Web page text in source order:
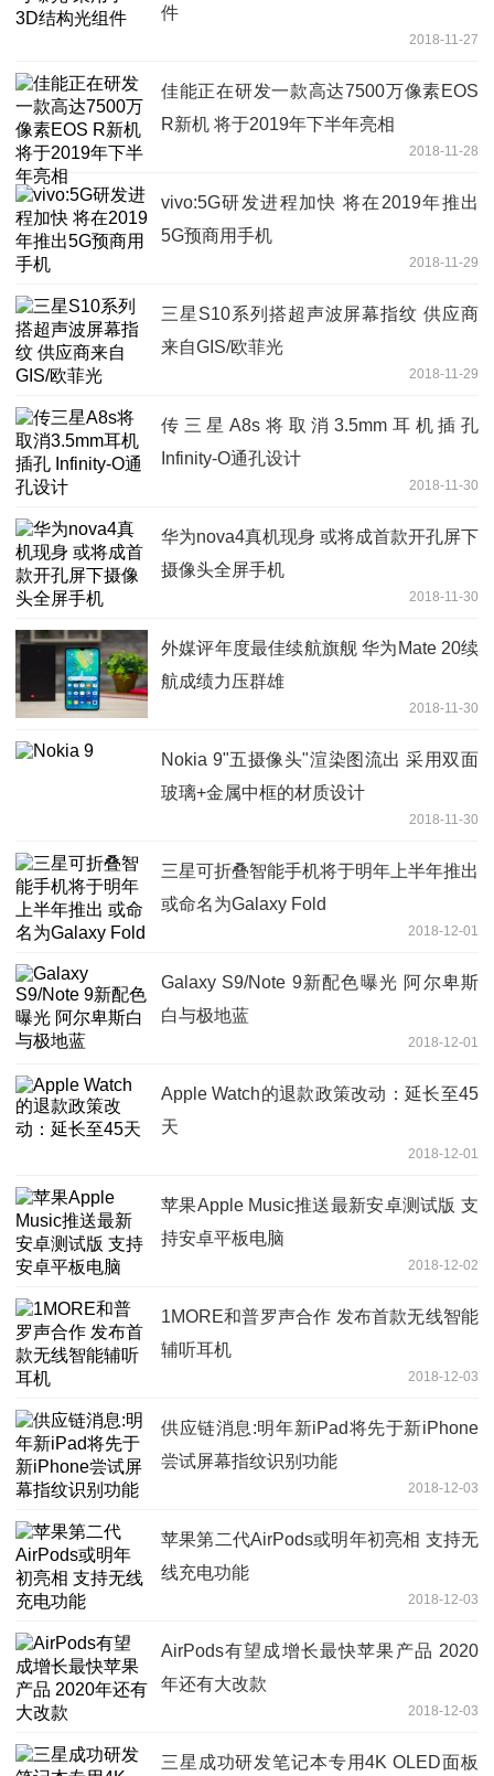
件
2018-11-27
佳能正在研发一款高达7500万像素EOS
R新机 将于2019年下半年亮相
2018-11-28
vivo:5G研发进程加快 将在2019年推出
5G预商用手机
2018-11-29
三星S10系列搭超声波屏幕指纹 供应商
来自GIS/欧菲光
2018-11-29
传三星A8s将取消3.5mm耳机插孔
Infinity-O通孔设计
2018-11-30
华为nova4真机现身 或将成首款开孔屏下
摄像头全屏手机
2018-11-30
外媒评年度最佳续航旗舰 华为Mate 20续
航成绩力压群雄
2018-11-30
Nokia 9"五摄像头"渲染图流出 采用双面
玻璃+金属中框的材质设计
2018-11-30
三星可折叠智能手机将于明年上半年推出
或命名为Galaxy Fold
2018-12-01
Galaxy S9/Note 9新配色曝光 阿尔卑斯
白与极地蓝
2018-12-01
Apple Watch的退款政策改动：延长至45
天
2018-12-01
苹果Apple Music推送最新安卓测试版 支
持安卓平板电脑
2018-12-02
1MORE和普罗声合作 发布首款无线智能
辅听耳机
2018-12-03
供应链消息:明年新iPad将先于新iPhone
尝试屏幕指纹识别功能
2018-12-03
苹果第二代AirPods或明年初亮相 支持无
线充电功能
2018-12-03
AirPods有望成增长最快苹果产品 2020
年还有大改款
2018-12-03
三星成功研发笔记本专用4K OLED面板